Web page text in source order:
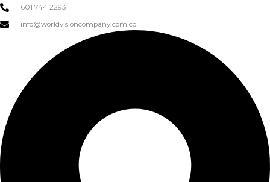
601 744 2293
info@worldvisioncompany.com.co